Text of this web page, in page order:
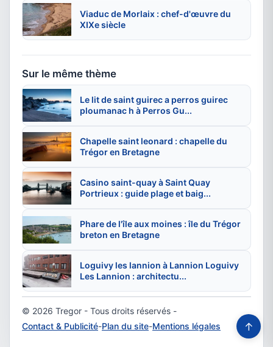
Viaduc de Morlaix : chef-d'œuvre du
XIXe siècle
Sur le même thème
Le lit de saint guirec a perros guirec
ploumanac h à Perros Gu...
Chapelle saint leonard : chapelle du
Trégor en Bretagne
Casino saint-quay à Saint Quay
Portrieux : guide plage et baig...
Phare de l'île aux moines : île du Trégor
breton en Bretagne
Loguivy les lannion à Lannion Loguivy
Les Lannion : architectu...
© 2026 Tregor - Tous droits réservés -
Contact & Publicité-Plan du site-Mentions légales ↑